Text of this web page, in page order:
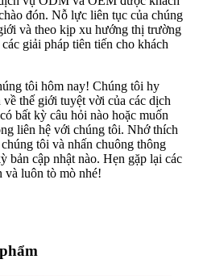
đón. Nỗ lực liên tục của chúng
và theo kịp xu hướng thị trường
giải pháp tiên tiến cho khách
tôi hôm nay! Chúng tôi hy
thế giới tuyệt vời của các dịch
bất kỳ câu hỏi nào hoặc muốn
liên hệ với chúng tôi. Nhớ thích
tôi và nhấn chuông thông
bản cập nhật nào. Hẹn gặp lại các
và luôn tò mò nhé!